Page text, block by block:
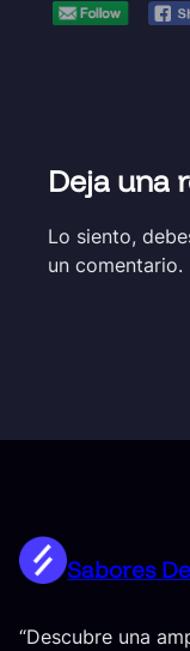
Deja una
Lo siento,
un comentario.
Sabores
“Descubre una